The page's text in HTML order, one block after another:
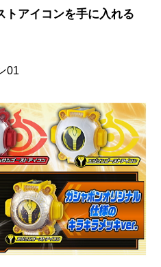
トアイコンを手に入れる
01